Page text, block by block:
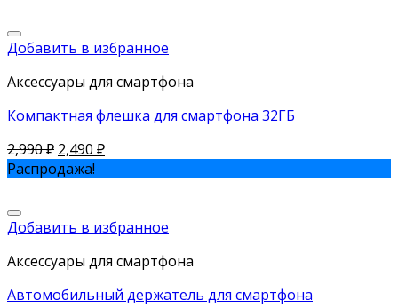
Добавить в избранное
Аксессуары для смартфона
Компактная флешка для смартфона 32ГБ
2,990₽ 2,490 ₽
Распродажа!
Добавить в избранное
Аксессуары для смартфона
Автомобильный держатель для смартфона